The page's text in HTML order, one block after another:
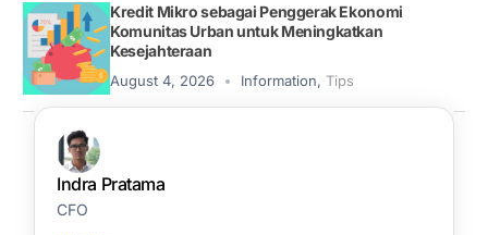
Kredit Mikro sebagai Penggerak Ekonomi
Komunitas Urban untuk Meningkatkan
Kesejahteraan
August 4, 2026 Information, Tips
Indra Pratama
CFO